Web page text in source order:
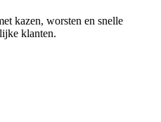
kazen, worsten en snelle
klanten.